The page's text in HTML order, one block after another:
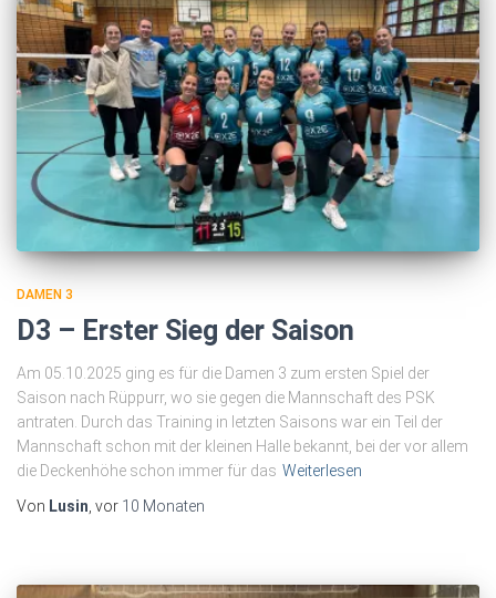
DAMEN 3
D3 – Erster Sieg der Saison
Am 05.10.2025 ging es für die Damen 3 zum ersten Spiel der
Saison nach Rüppurr, wo sie gegen die Mannschaft des PSK
antraten. Durch das Training in letzten Saisons war ein Teil der
Mannschaft schon mit der kleinen Halle bekannt, bei der vor allem
die Deckenhöhe schon immer für das Weiterlesen
Von Lusin , vor 10 Monaten